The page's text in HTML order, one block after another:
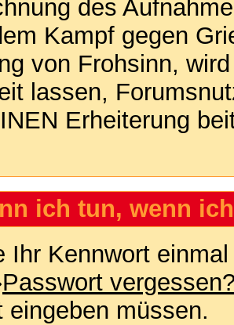
des
Kampf gegen
von Frohsinn,
lassen,
Erheiterung
ich tun, wenn
Ihr Kennwort
Passwort
eingeben müssen.